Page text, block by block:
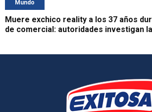
Mundo
Muere exchico reality a los 37 años
de comercial: autoridades investigan